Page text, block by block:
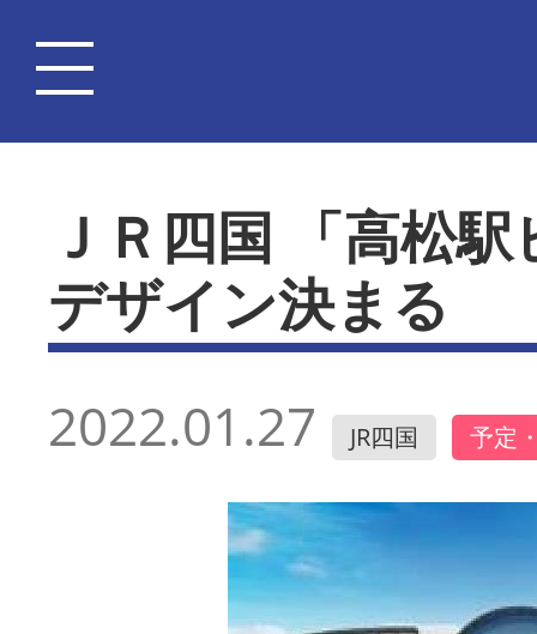
ＪＲ四国 「高松
デザイン決まる
2022.01.27 JR四国 予定